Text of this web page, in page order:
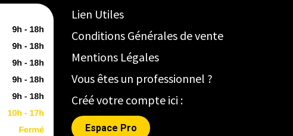
Lien Utiles
Conditions Générales de vente
Mentions Légales
Vous êtes un professionnel ?
Créé votre compte ici :
Espace Pro